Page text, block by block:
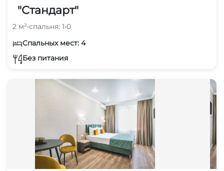
"Стандарт"
2 м²•спальня: 1•0
Спальных мест: 4
Без питания